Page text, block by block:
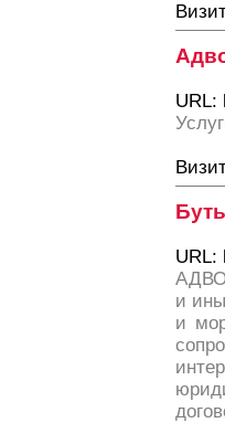
URL:
URL:
и
и